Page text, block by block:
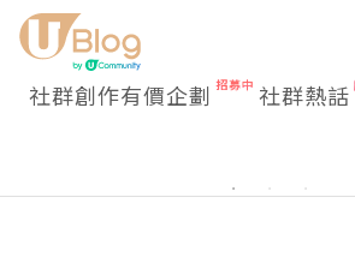
社群創作有價企劃 社群熱話